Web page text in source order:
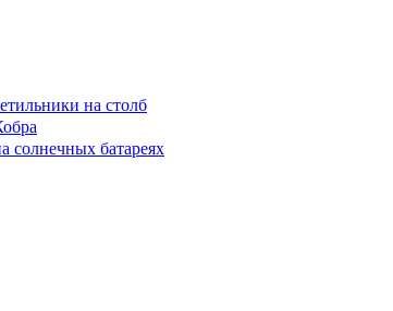
на столб
солнечных батареях